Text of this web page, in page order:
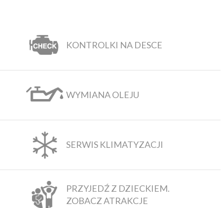
KONTROLKI NA DESCE
WYMIANA OLEJU
SERWIS KLIMATYZACJI
PRZYJEDŹ Z DZIECKIEM.
ZOBACZ ATRAKCJE